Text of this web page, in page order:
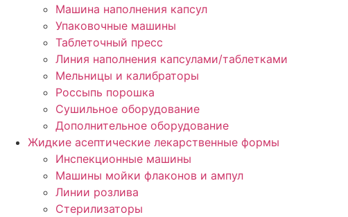
Машина наполнения капсул
Упаковочные машины
Таблеточный пресс
Линия наполнения капсулами/таблетками
Мельницы и калибраторы
Россыпь порошка
Сушильное оборудование
Дополнительное оборудование
Жидкие асептические лекарственные формы
Инспекционные машины
Машины мойки флаконов и ампул
Линии розлива
Стерилизаторы